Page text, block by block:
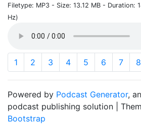
Filetype: MP3 - Size: 13.12 MB - Duration:
Hz)
1 2 3 4 5 6 7 8
Powered by Podcast Generator,
podcast publishing solution |
Bootstrap